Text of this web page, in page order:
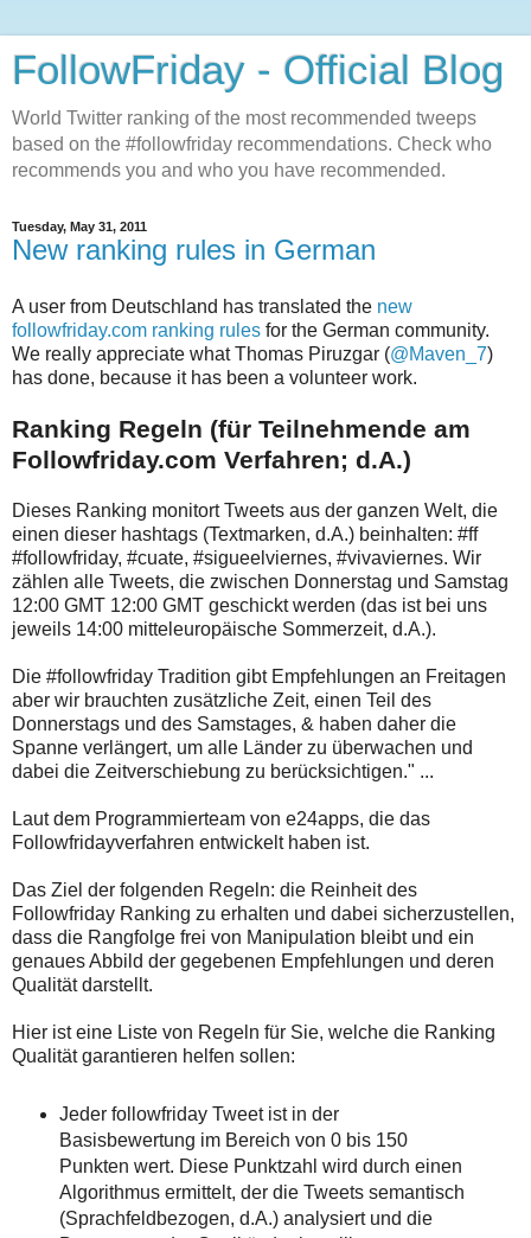
FollowFriday - Official Blog
World Twitter ranking of the most recommended tweeps
based on the #followfriday recommendations. Check who
recommends you and who you have recommended.
Tuesday, May 31, 2011
New ranking rules in German
A user from Deutschland has translated the new
followfriday.com ranking rules for the German community.
We really appreciate what Thomas Piruzgar (@Maven_7)
has done, because it has been a volunteer work.
Ranking Regeln (für Teilnehmende am
Followfriday.com Verfahren; d.A.)
Dieses Ranking monitort Tweets aus der ganzen Welt, die
einen dieser hashtags (Textmarken, d.A.) beinhalten: #ff
#followfriday, #cuate, #sigueelviernes, #vivaviernes. Wir
zählen alle Tweets, die zwischen Donnerstag und Samstag
12:00 GMT 12:00 GMT geschickt werden (das ist bei uns
jeweils 14:00 mitteleuropäische Sommerzeit, d.A.).
Die #followfriday Tradition gibt Empfehlungen an Freitagen
aber wir brauchten zusätzliche Zeit, einen Teil des
Donnerstags und des Samstages, & haben daher die
Spanne verlängert, um alle Länder zu überwachen und
dabei die Zeitverschiebung zu berücksichtigen." ...
Laut dem Programmierteam von e24apps, die das
Followfridayverfahren entwickelt haben ist.
Das Ziel der folgenden Regeln: die Reinheit des
Followfriday Ranking zu erhalten und dabei sicherzustellen,
dass die Rangfolge frei von Manipulation bleibt und ein
genaues Abbild der gegebenen Empfehlungen und deren
Qualität darstellt.
Hier ist eine Liste von Regeln für Sie, welche die Ranking
Qualität garantieren helfen sollen:
Jeder followfriday Tweet ist in der
Basisbewertung im Bereich von 0 bis 150
Punkten wert. Diese Punktzahl wird durch einen
Algorithmus ermittelt, der die Tweets semantisch
(Sprachfeldbezogen, d.A.) analysiert und die